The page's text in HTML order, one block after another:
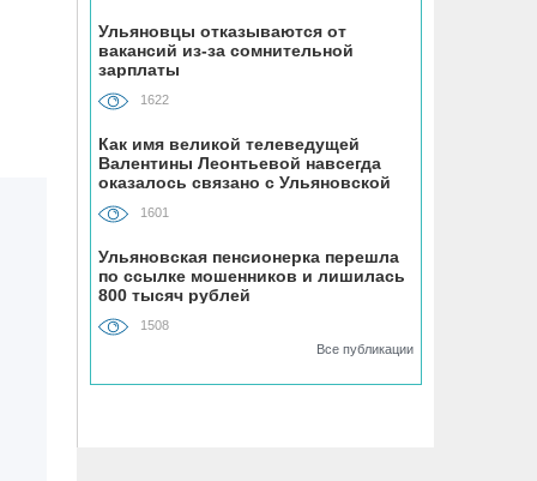
погибшим на СВО
06.08, 17:58
отключат светофоры
06.08, 17:30
Для обслуживания кладбищ
Ульяновска закупили новую
спецтехнику
06.08, 17:13
смена категорий кешбэка создает
Ульяновцы отказываются от
вакансий из-за сомнительной
зарплаты
1622
Как имя великой телеведущей
Валентины Леонтьевой навсегда
оказалось связано с Ульяновской
областью
1601
Ульяновская пенсионерка перешла
по ссылке мошенников и лишилась
800 тысяч рублей
1508
Все публикации